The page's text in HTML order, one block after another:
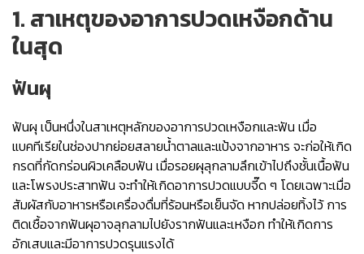
1. สาเหตุของอาการปวดเหงือกด้าน
ในสุด
ฟันผุ
ฟันผุ เป็นหนึ่งในสาเหตุหลักของอาการปวดเหงือกและฟัน เมื่อ
แบคทีเรียในช่องปากย่อยสลายน้ำตาลและแป้งจากอาหาร จะก่อให้เกิด
กรดที่กัดกร่อนผิวเคลือบฟัน เมื่อรอยผุลุกลามลึกเข้าไปถึงชั้นเนื้อฟัน
และโพรงประสาทฟัน จะทำให้เกิดอาการปวดแบบจี๊ด ๆ โดยเฉพาะเมื่อ
สัมผัสกับอาหารหรือเครื่องดื่มที่ร้อนหรือเย็นจัด หากปล่อยทิ้งไว้ การ
ติดเชื้อจากฟันผุอาจลุกลามไปยังรากฟันและเหงือก ทำให้เกิดการ
อักเสบและมีอาการปวดรุนแรงได้